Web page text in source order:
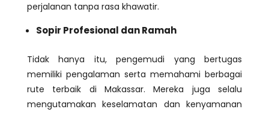
perjalanan tanpa rasa khawatir.
Sopir Profesional dan Ramah
Tidak hanya itu, pengemudi yang bertugas
memiliki pengalaman serta memahami berbagai
rute terbaik di Makassar. Mereka juga selalu
mengutamakan keselamatan dan kenyamanan